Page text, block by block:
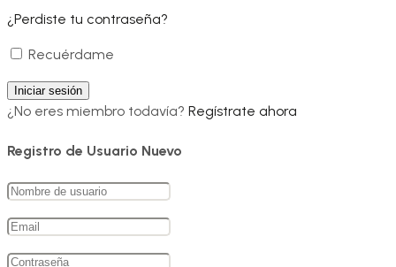
¿Perdiste tu contraseña?
Recuérdame
¿No eres miembro todavía? Regístrate ahora
Registro de Usuario Nuevo